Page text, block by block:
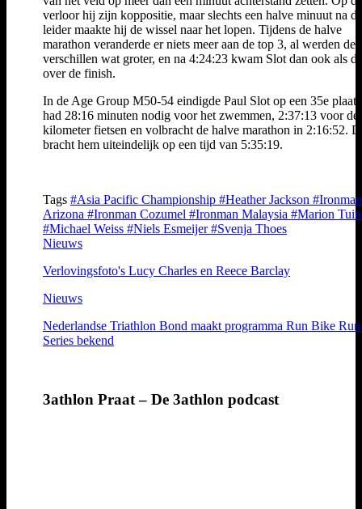
verloor hij zijn koppositie, maar slechts een halve minuut na de
leider maakte hij de wissel naar het lopen. Tijdens de halve
marathon veranderde er niets meer aan de top 3, al werden de
verschillen wat groter, en na 4:24:23 kwam Slot dan ook als
over de finish.
In de Age Group M50-54 eindigde Paul Slot op een 35e
had 28:16 minuten nodig voor het zwemmen, 2:37:13 voor de
kilometer fietsen en volbracht de halve marathon in 2:16:52.
bracht hem uiteindelijk op een tijd van 5:35:19.
Tags #Asia Pacific Championship #Heather Jackson #Ironman
Arizona #Ironman Cozumel #Ironman Malaysia #Marion Tuin
#Michael Weiss #Niels Esmeijer#Svenja Thoes
Nieuws
Verlovingsfoto's Lucy Charles en Reece Barclay
Nieuws
Nederlandse Triathlon Bond maakt programma Run Bike Run
Series bekend
3athlon Praat – De 3athlon podcast